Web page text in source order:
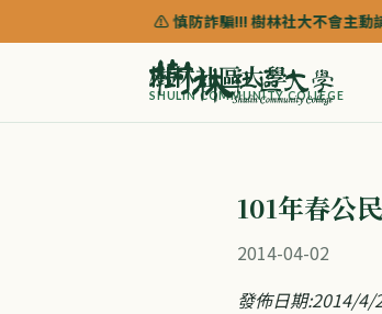
⚠️ 慎防詐騙!!! 樹林社大不會主動請
樹林社區大學
SHULIN COMMUNITY COLLEGE
101年春公
2014-04-02
發佈日期:2014/4/